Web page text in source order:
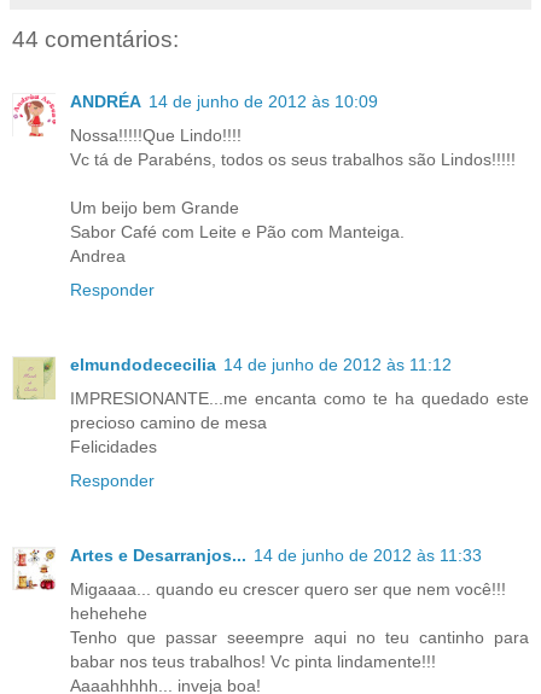
44 comentários:
ANDRÉA 14 de junho de 2012 às 10:09
Nossa!!!!!Que Lindo!!!!
Vc tá de Parabéns, todos os seus trabalhos são Lindos!!!!!
Um beijo bem Grande
Sabor Café com Leite e Pão com Manteiga.
Andrea
Responder
elmundodececilia 14 de junho de 2012 às 11:12
IMPRESIONANTE...me encanta como te ha quedado este
precioso camino de mesa
Felicidades
Responder
Artes e Desarranjos... 14 de junho de 2012 às 11:33
Migaaaa... quando eu crescer quero ser que nem você!!!
hehehehe
Tenho que passar seeempre aqui no teu cantinho para
babar nos teus trabalhos! Vc pinta lindamente!!!
Aaaahhhhh... inveja boa!